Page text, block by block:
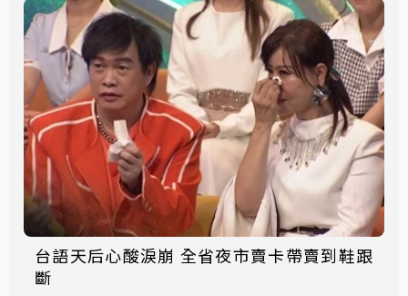
台語天后心酸淚崩 全省夜市賣卡帶賣到鞋跟
斷